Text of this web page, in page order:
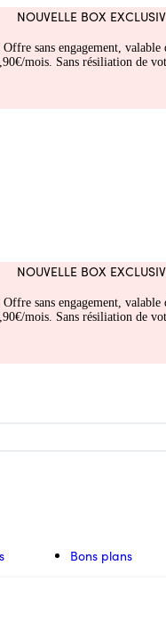
NOUVELLE BOX
sans engagement,
mois. Sans résiliation de
NOUVELLE BOX
sans engagement,
mois. Sans résiliation de
Bons plans